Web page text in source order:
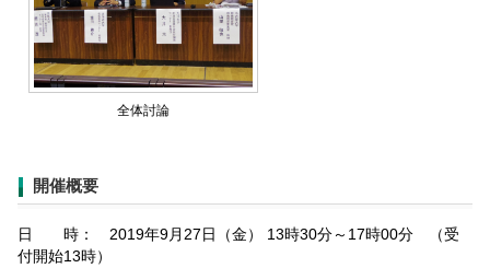
全体討論
開催概要
日 時： 2019年9月27日（金） 13時30分～17時00分 （受
付開始13時）